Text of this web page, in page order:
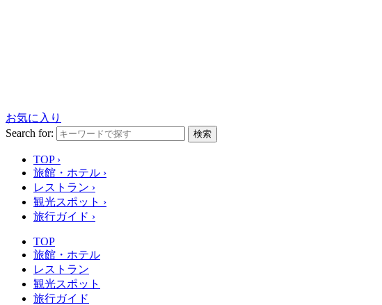
お気に入り
Search for:
検索
TOP ›
旅館・ホテル ›
レストラン ›
観光スポット ›
旅行ガイド ›
TOP
旅館・ホテル
レストラン
観光スポット
旅行ガイド